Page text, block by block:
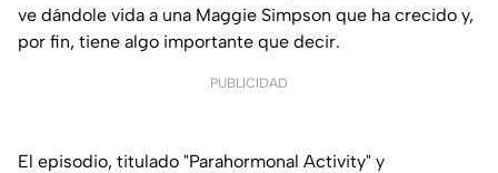
ve dándole vida a una Maggie Simpson que ha crecido y,
por fin, tiene algo importante que decir.
PUBLICIDAD
El episodio, titulado "Parahormonal Activity" y